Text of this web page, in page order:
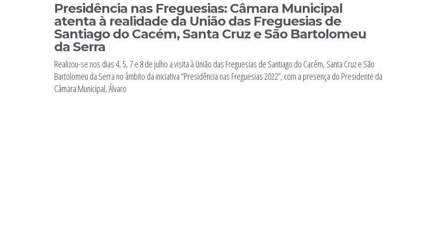
Presidência nas Freguesias: Câmara Municipal
atenta à realidade da União das Freguesias de
Santiago do Cacém, Santa Cruz e São Bartolomeu
da Serra
Realizou-se nos dias 4, 5, 7 e 8 de julho a visita à União das Freguesias de Santiago do Cacém, Santa Cruz e São
Bartolomeu da Serra no âmbito da iniciativa “Presidência nas Freguesias 2022”, com a presença do Presidente da
Câmara Municipal, Álvaro